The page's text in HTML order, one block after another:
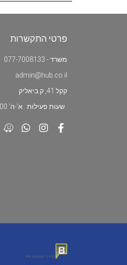
פרטי התקשרות
משרד - 077-7008133
admin@hub.co.il
קקל 41, ק.ביאליק
שעות פעילות : א'-ה' 8:00 - 19:00